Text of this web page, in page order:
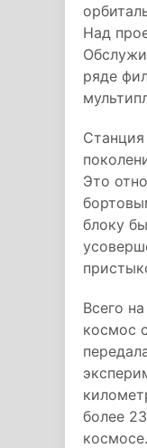
Над
ряде
Это
блоку
Всего
космос
более
космосе.